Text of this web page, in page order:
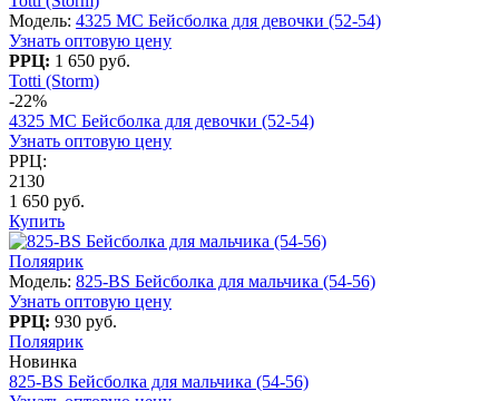
Модель: 4325 МC Бейсболка для девочки (52-54)
Узнать оптовую цену
РРЦ: 1 650 руб.
Totti (Storm)
-22%
4325 МC Бейсболка для девочки (52-54)
Узнать оптовую цену
РРЦ:
2130
1 650 руб.
Купить
Поляярик
Модель: 825-BS Бейсболка для мальчика (54-56)
Узнать оптовую цену
РРЦ: 930 руб.
Поляярик
Новинка
825-BS Бейсболка для мальчика (54-56)